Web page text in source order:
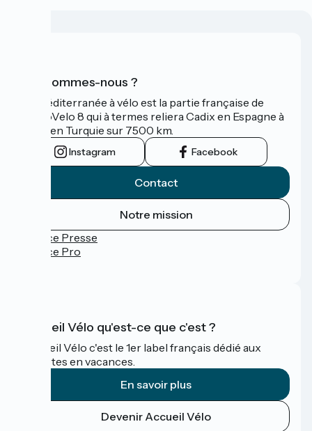
Qui sommes-nous ?
La Méditerranée à vélo est la partie française de
l'EuroVelo 8 qui à termes reliera Cadix en Espagne à
Izmir en Turquie sur 7500 km.
Instagram Facebook
Contact
Notre mission
Espace Presse
Espace Pro
Accueil Vélo qu'est-ce que c'est ?
Accueil Vélo c'est le 1er label français dédié aux
cyclistes en vacances.
En savoir plus
Devenir Accueil Vélo